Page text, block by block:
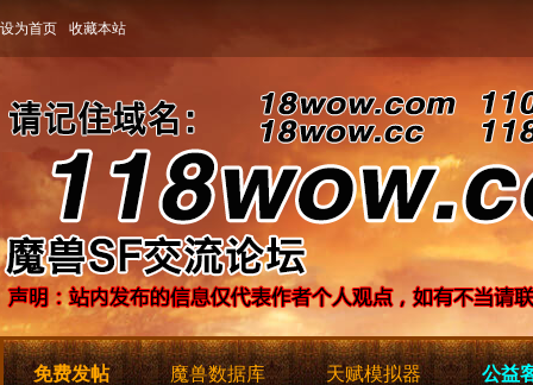
设为首页 收藏本站
免费发帖 魔兽数据库 天赋模拟器 公益